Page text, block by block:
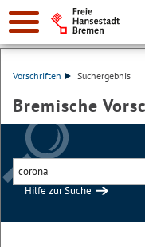
Vorschriften Suchergebnis
Bremische
Hilfe zur Suche